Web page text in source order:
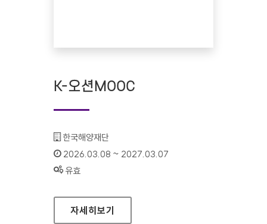
K-오션MOOC
기관명 :
한국해양재단
인증기간 :
2026.03.08 ~ 2027.03.07
상태 :
유효
K-오션MOOC
자세히보기